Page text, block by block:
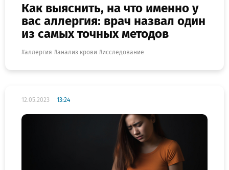
Как выяснить, на что именно у
вас аллергия: врач назвал один
из самых точных методов
аллергия анализ крови исследование
12.05.2023 13:24